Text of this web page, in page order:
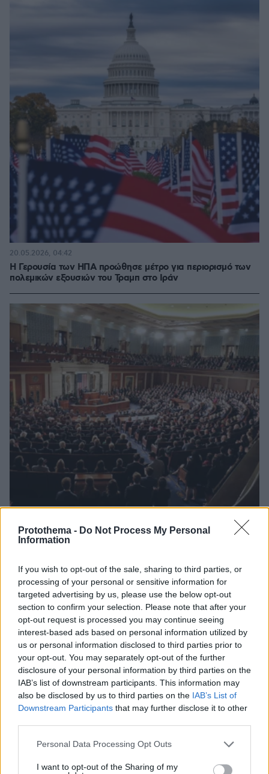
Protothema - Do Not Process My Personal
Information
If you wish to opt-out of the sale, sharing to third parties, or
processing of your personal or sensitive information for
targeted advertising by us, please use the below opt-out
section to confirm your selection. Please note that after your
opt-out request is processed you may continue seeing
interest-based ads based on personal information utilized by
us or personal information disclosed to third parties prior to
your opt-out. You may separately opt-out of the further
disclosure of your personal information by third parties on the
IAB’s list of downstream participants. This information may
also be disclosed by us to third parties on the IAB’s List of
Downstream Participants that may further disclose it to other
Please note that this website/app uses one or more Google
not limited to your visit or usage behaviour. You may click to
Personal Data Processing Opt Outs
I want to opt-out of the Sharing of my
Η Γερουσία των ΗΠΑ προώθησε μέτρο για περιορισμό των
πολεμικών εξουσιών του Τραμπ στο Ιράν
20.05.2026, 04:42
Η Γερουσία απέρριψε ψήφισμα των Δημοκρατικών για
αποχώρηση των αμερικανικών στρατευμάτων από το Ιράν
13.05.2026, 21:03
Thema Insights